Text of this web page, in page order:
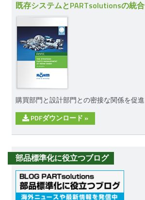
既存システムとPARTsolutionsの統合
購買部門と設計部門との密接な関係を促進
PDFダウンロード »
部品標準化に役立つブログ